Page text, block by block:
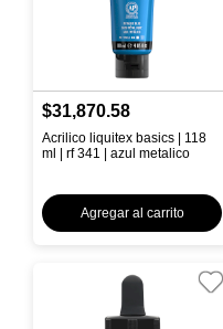
$31,870.58
Acrilico liquitex basics | 118
ml | rf 341 | azul metalico
Agregar al carrito